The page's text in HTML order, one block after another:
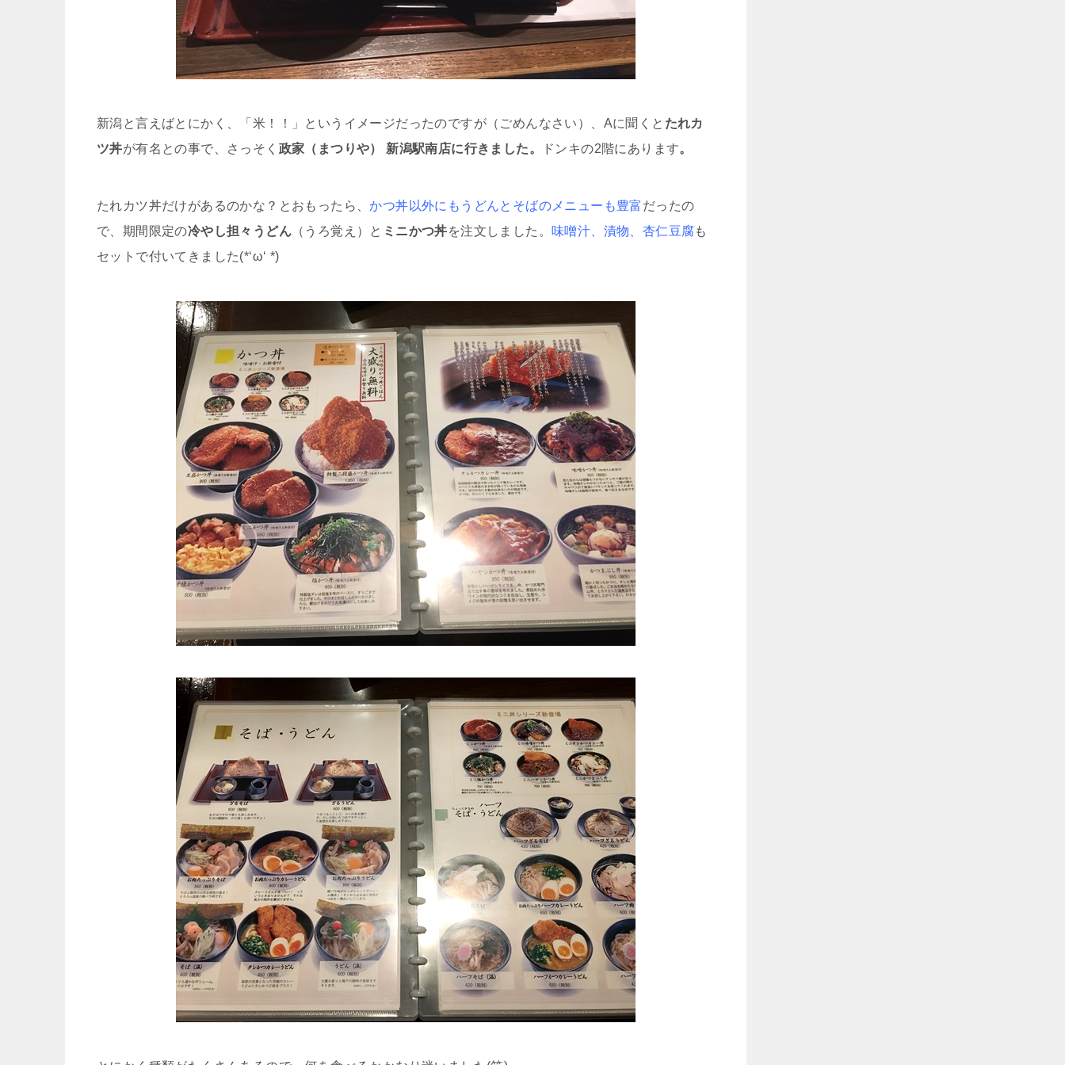
新潟と言えばとにかく、「米！！」というイメージだったのですが（ごめんなさい）、Aに聞くと たれカ
ツ丼が有名との事で、さっそく 政家（まつりや） 新潟駅南店に行きました。 ドンキの2階にあります。
たれカツ丼だけがあるのかな？とおもったら、かつ丼以外にもうどんとそばのメニューも豊富 だったの
で、期間限定の冷やし担々うどん （うろ覚え）と ミニかつ丼を注文しました。 味噌汁、漬物、杏仁豆腐も
セットで付いてきました(*‘ω‘ *)